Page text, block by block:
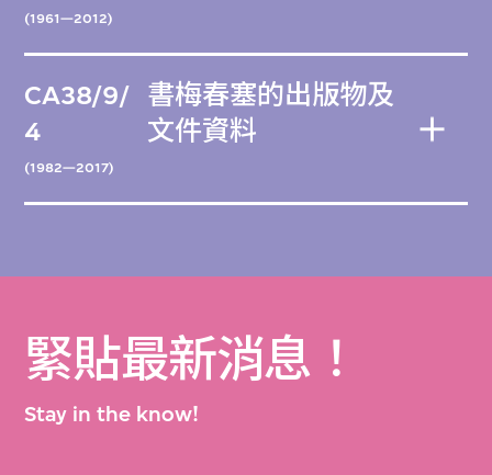
(1961—2012)
CA38/9/
4
(1982—2017)
書梅春塞的出版物及
文件資料
緊貼最新消息！
Stay in the know!